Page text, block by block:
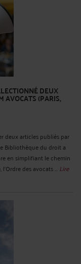
DEUX
AVOCATS (PARIS,
deux articles publiés par
Bibliothèque du droit a
en simplifiant le chemin
des avocats ... Lire